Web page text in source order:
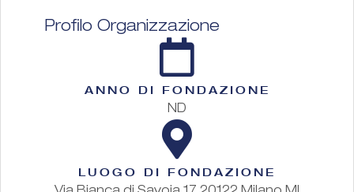
Profilo Organizzazione
ANNO DI FONDAZIONE
ND
LUOGO DI FONDAZIONE